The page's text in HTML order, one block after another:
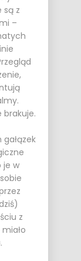
są z
–
brakuje.
je w
z